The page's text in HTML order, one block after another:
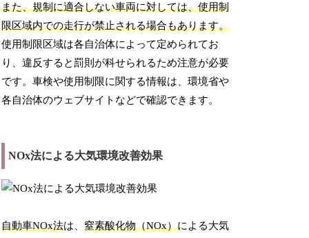
また、規制に適合しない車両に対しては、使用制
限区域内での走行が禁止される場合もあります。
使用制限区域は各自治体によって定められてお
り、違反すると罰則が科せられるため注意が必要
です。車検や使用制限に関する情報は、環境省や
各自治体のウェブサイトなどで確認できます。
NOx法による大気環境改善効果
自動車NOx法は、窒素酸化物（NOx）による大気